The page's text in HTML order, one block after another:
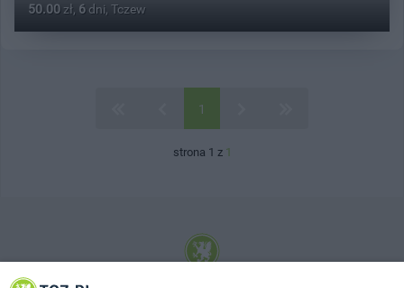
50.00 zł, 6 dni, Tczew
1
strona 1 z 1
© 2001-2026 Tczew - TCZ.PL Sp. z o.o. Internetowy Serwis Informacyjny Miasta